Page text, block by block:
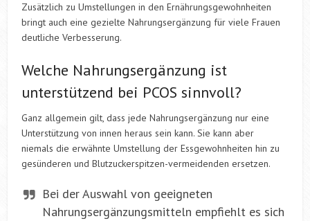
Zusätzlich zu Umstellungen in den Ernährungsgewohnheiten
bringt auch eine gezielte Nahrungsergänzung für viele Frauen
deutliche Verbesserung.
Welche Nahrungsergänzung ist
unterstützend bei PCOS sinnvoll?
Ganz allgemein gilt, dass jede Nahrungsergänzung nur eine
Unterstützung von innen heraus sein kann. Sie kann aber
niemals die erwähnte Umstellung der Essgewohnheiten hin zu
gesünderen und Blutzuckerspitzen-vermeidenden ersetzen.
Bei der Auswahl von geeigneten
Nahrungsergänzungsmitteln empfiehlt es sich